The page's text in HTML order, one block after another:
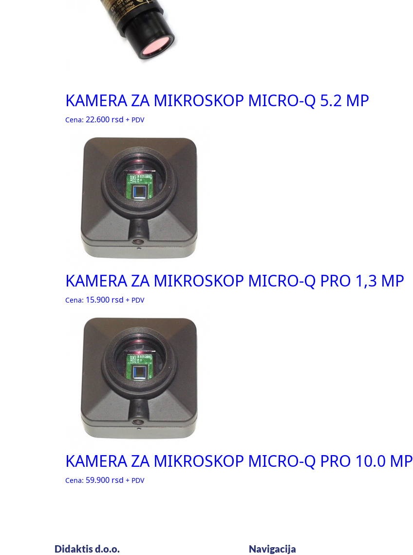
KAMERA ZA MIKROSKOP MICRO-Q 5.2 MP
Cena: 22.600 rsd + PDV
KAMERA ZA MIKROSKOP MICRO-Q PRO 1,3 MP
Cena: 15.900 rsd + PDV
KAMERA ZA MIKROSKOP MICRO-Q PRO 10.0 MP
Cena: 59.900 rsd + PDV
Didaktis d.o.o. Navigacija